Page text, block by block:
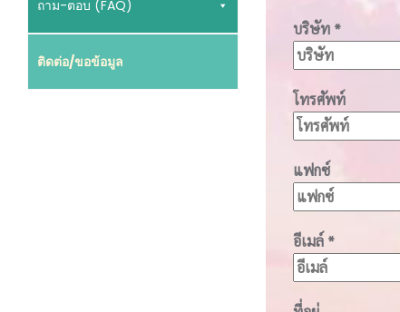
ถาม-ตอบ (FAQ)
ติดต่อ/ขอข้อมูล
บริษัท *
โทรศัพท์
แฟกซ์
อีเมล์ *